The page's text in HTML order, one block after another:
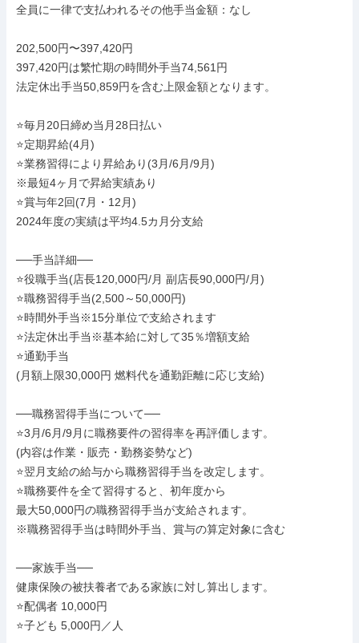
全員に一律で支払われるその他手当金額：なし
202,500円〜397,420円
397,420円は繁忙期の時間外手当74,561円
法定休出手当50,859円を含む上限金額となります。
⭐️毎月20日締め当月28日払い
⭐️定期昇給(4月)
⭐️業務習得により昇給あり(3月/6月/9月)
※最短4ヶ月で昇給実績あり
⭐️賞与年2回(7月・12月)
2024年度の実績は平均4.5カ月分支給
──手当詳細──
⭐️役職手当(店長120,000円/月 副店長90,000円/月)
⭐️職務習得手当(2,500～50,000円)
⭐️時間外手当※15分単位で支給されます
⭐️法定休出手当※基本給に対して35％増額支給
⭐️通勤手当
(月額上限30,000円 燃料代を通勤距離に応じ支給)
──職務習得手当について──
⭐️3月/6月/9月に職務要件の習得率を再評価します。
(内容は作業・販売・勤務姿勢など)
⭐️翌月支給の給与から職務習得手当を改定します。
⭐️職務要件を全て習得すると、初年度から
最大50,000円の職務習得手当が支給されます。
※職務習得手当は時間外手当、賞与の算定対象に含む
──家族手当──
健康保険の被扶養者である家族に対し算出します。
⭐️配偶者 10,000円
⭐️子ども 5,000円／人